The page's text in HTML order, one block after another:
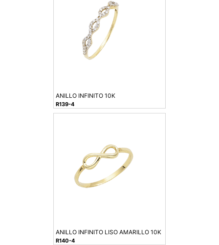
ANILLO INFINITO 10K
R139-4
ANILLO INFINITO LISO AMARILLO 10K
R140-4